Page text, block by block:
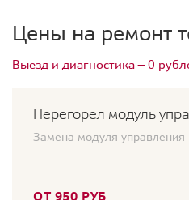
Цены на ремонт
Выезд и диагностика — 0
Перегорел модуль
Замена модуля управления
ОТ 950 РУБ